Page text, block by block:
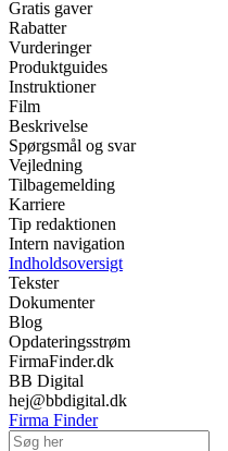
Gratis gaver
Rabatter
Vurderinger
Produktguides
Instruktioner
Film
Beskrivelse
Spørgsmål og svar
Vejledning
Tilbagemelding
Karriere
Tip redaktionen
Intern navigation
Indholdsoversigt
Tekster
Dokumenter
Blog
Opdateringsstrøm
FirmaFinder.dk
BB Digital
hej@bbdigital.dk
Firma Finder